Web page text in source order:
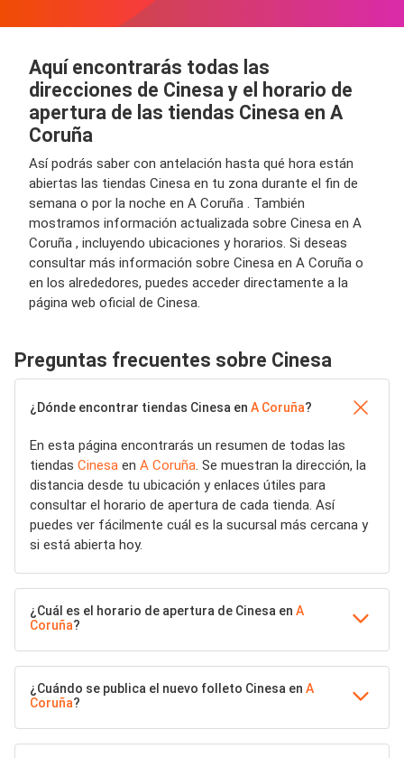
Aquí encontrarás todas las
direcciones de Cinesa y el horario de
apertura de las tiendas Cinesa en A
Coruña
Así podrás saber con antelación hasta qué hora están
abiertas las tiendas Cinesa en tu zona durante el fin de
semana o por la noche en A Coruña . También
mostramos información actualizada sobre Cinesa en A
Coruña , incluyendo ubicaciones y horarios. Si deseas
consultar más información sobre Cinesa en A Coruña o
en los alrededores, puedes acceder directamente a la
página web oficial de Cinesa.
Preguntas frecuentes sobre Cinesa
¿Dónde encontrar tiendas Cinesa en A Coruña?
En esta página encontrarás un resumen de todas las
tiendas Cinesa en A Coruña. Se muestran la dirección, la
distancia desde tu ubicación y enlaces útiles para
consultar el horario de apertura de cada tienda. Así
puedes ver fácilmente cuál es la sucursal más cercana y
si está abierta hoy.
¿Cuál es el horario de apertura de Cinesa en A
Coruña?
¿Cuándo se publica el nuevo folleto Cinesa en A
Coruña?